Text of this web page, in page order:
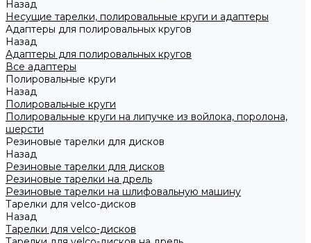
Назад
Несущие тарелки, полировальные круги и адаптеры
Адаптеры для полировальных кругов
Назад
Адаптеры для полировальных кругов
Все адаптеры
Полировальные круги
Назад
Полировальные круги
Полировальные круги на липучке из войлока, поролона,
шерсти
Резиновые тарелки для дисков
Назад
Резиновые тарелки для дисков
Резиновые тарелки на дрель
Резиновые тарелки на шлифовальную машину
Тарелки для velco-дисков
Назад
Тарелки для velco-дисков